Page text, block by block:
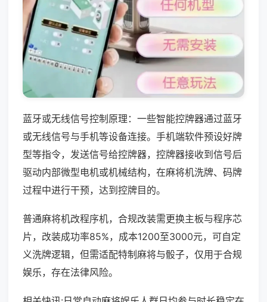
蓝牙或无线信号控制原理：一些智能控牌器通过蓝牙
或无线信号与手机等设备连接。手机端软件预设好牌
型等指令，发送信号给控牌器，控牌器接收到信号后
驱动内部微型电机或机械结构，在麻将机洗牌、码牌
过程中进行干预，达到控牌目的。
普通麻将机改程序机，合规改装需更换主板与程序芯
片，改装成功率85%，成本1200至3000元，可自定
义洗牌逻辑，但需适配特制麻将与骰子，仅用于合规
娱乐，存在法律风险。